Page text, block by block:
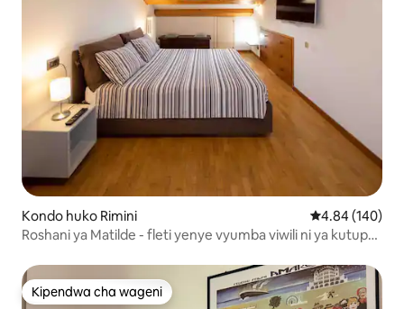
Kondo huko Rimini Ukadiriaji wa
4.84 (140)
Roshani ya Matilde - fleti yenye vyumba viwili ni ya kutupa
Kipendwa cha wageni
Kipendwa cha wageni